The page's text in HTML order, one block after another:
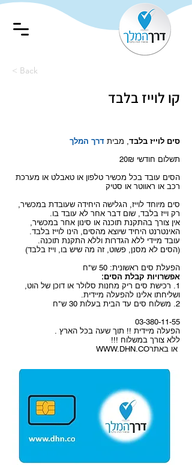
< Back
קו לוייז בלבד
סים לוייז בלבד, מבית דרך המלך
תשלום חודשי 20₪
הסים עובד בכל מכשיר טלפון או טאבלט או מערכת
רכב או ראווטר או סטיק
סים מיוחד לוייז, הגלישה היחידה שעובדת במכשיר,
רק וייז בלבד, שום דבר אחר לא עובד בו.
אין צורך בהתקנת תוכנה או סינון אחר במכשיר,
האינטרנט היחיד שיוצא מהסים, הינו לוייז בלבד.
עובד מיידי ללא הגדרות וללא התקנת תוכנה.
(הסים לא מסנן, פשוט, זה מה שיש בו, וייז בלבד)
הפעלת סים ראשונית: 50 ש"ח
אפשרויות קבלת הסים:
1. רכישת סים ריק מחנות סלולר או דוכן של הוט,
ושליחתו אלינו להפעלה מיידית.
2. משלוח סים עד הבית בעלות 30 ש"ח
03-380-11-55
הפעלה מיידית !! תוך שעה בכל הארץ .
ללא צורך במשלוח !!!
או באתר
WWW.DHN.CO